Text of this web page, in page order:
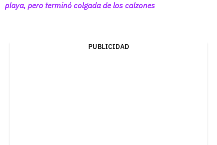
playa, pero terminó colgada de los calzones
PUBLICIDAD